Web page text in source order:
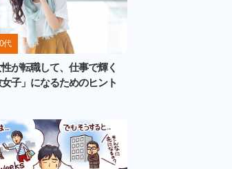
代
が転職して、仕事で輝く
女子」になるためのヒント